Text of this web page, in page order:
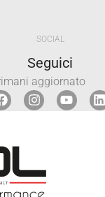
SOCIAL
Seguici
aggiornato